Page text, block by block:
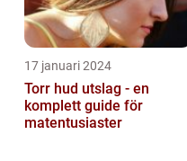
17 januari 2024
Torr hud utslag - en
komplett guide för
matentusiaster